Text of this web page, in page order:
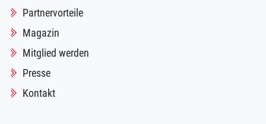
Partnervorteile
Magazin
Mitglied werden
Presse
Kontakt